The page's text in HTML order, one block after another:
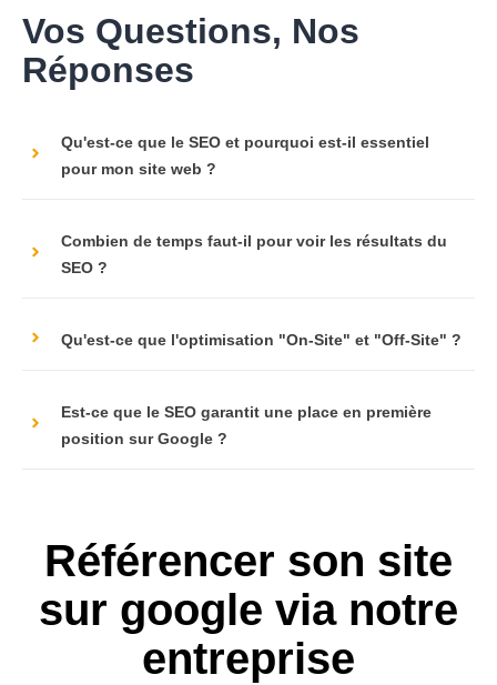
Vos Questions, Nos
Réponses
Qu'est-ce que le SEO et pourquoi est-il essentiel
pour mon site web ?
Combien de temps faut-il pour voir les résultats du
SEO ?
Qu'est-ce que l'optimisation "On-Site" et "Off-Site" ?
Est-ce que le SEO garantit une place en première
position sur Google ?
Référencer son site
sur google via notre
entreprise